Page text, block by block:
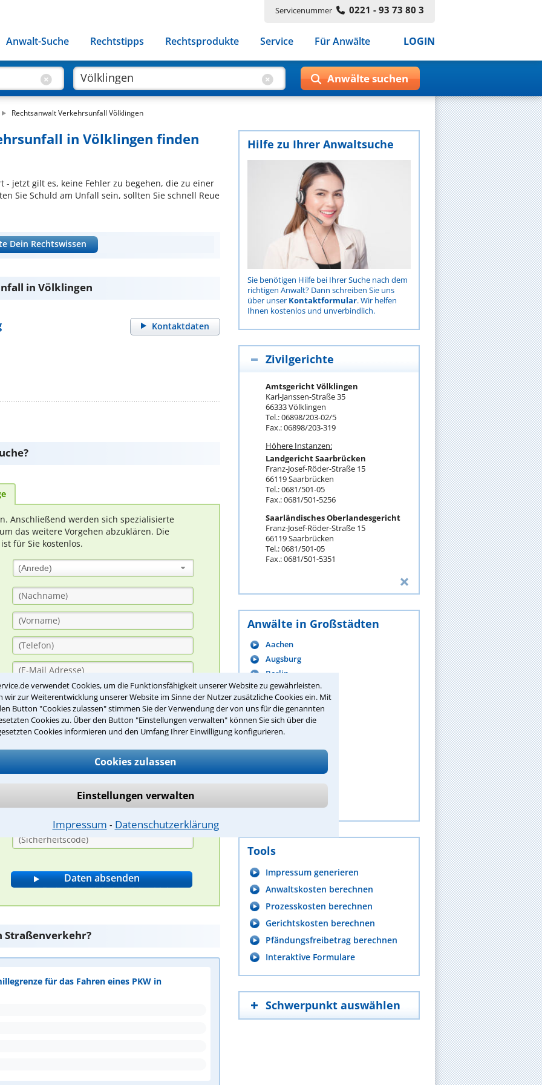
verwendet Cookies, um die Funktionsfähigkeit unserer Website zu gewährleisten.
wir zur Weiterentwicklung unserer Website im Sinne der Nutzer zusätzliche Cookies ein. Mit
Button "Cookies zulassen" stimmen Sie der Verwendung der von uns für die genannten
Cookies zu. Über den Button "Einstellungen verwalten" können Sie sich über die
Cookies informieren und den Umfang Ihrer Einwilligung konfigurieren.
Cookies zulassen
Einstellungen verwalten
Impressum ⁃ Datenschutzerklärung
Servicenummer 0221 - 93 73 80 3
Anwalt-Suche Rechtstipps Rechtsprodukte Service Für Anwälte LOGIN
Rechtsanwalt Verkehrsunfall Völklingen
in Völklingen finden
- jetzt gilt es, keine Fehler zu begehen, die zu einer
Sie Schuld am Unfall sein, sollten Sie schnell Reue
Dein Rechtswissen
in Völklingen
Kontaktdaten
Anschließend werden sich spezialisierte
das weitere Vorgehen abzuklären. Die
für Sie kostenlos.
(Anrede)
Straßenverkehr?
für das Fahren eines PKW in
Hilfe zu Ihrer Anwaltsuche
Sie benötigen Hilfe bei Ihrer Suche nach dem
richtigen Anwalt? Dann schreiben Sie uns
über unser Kontaktformular. Wir helfen
Ihnen kostenlos und unverbindlich.
Zivilgerichte
Amtsgericht Völklingen
Karl-Janssen-Straße 35
66333 Völklingen
Tel.: 06898/203-02/5
Fax.: 06898/203-319
Höhere Instanzen:
Landgericht Saarbrücken
Franz-Josef-Röder-Straße 15
66119 Saarbrücken
Tel.: 0681/501-05
Fax.: 0681/501-5256
Saarländisches Oberlandesgericht
Franz-Josef-Röder-Straße 15
66119 Saarbrücken
Tel.: 0681/501-05
Fax.: 0681/501-5351
Anwälte in Großstädten
Aachen
Augsburg
Berlin
Bielefeld
Bochum
Bonn
Braunschweig
Dortmund
Tools
Impressum generieren
Anwaltskosten berechnen
Prozesskosten berechnen
Gerichtskosten berechnen
Pfändungsfreibetrag berechnen
Interaktive Formulare
Schwerpunkt auswählen